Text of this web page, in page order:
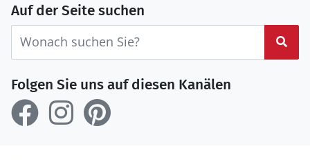
Auf der Seite suchen
Folgen Sie uns auf diesen Kanälen